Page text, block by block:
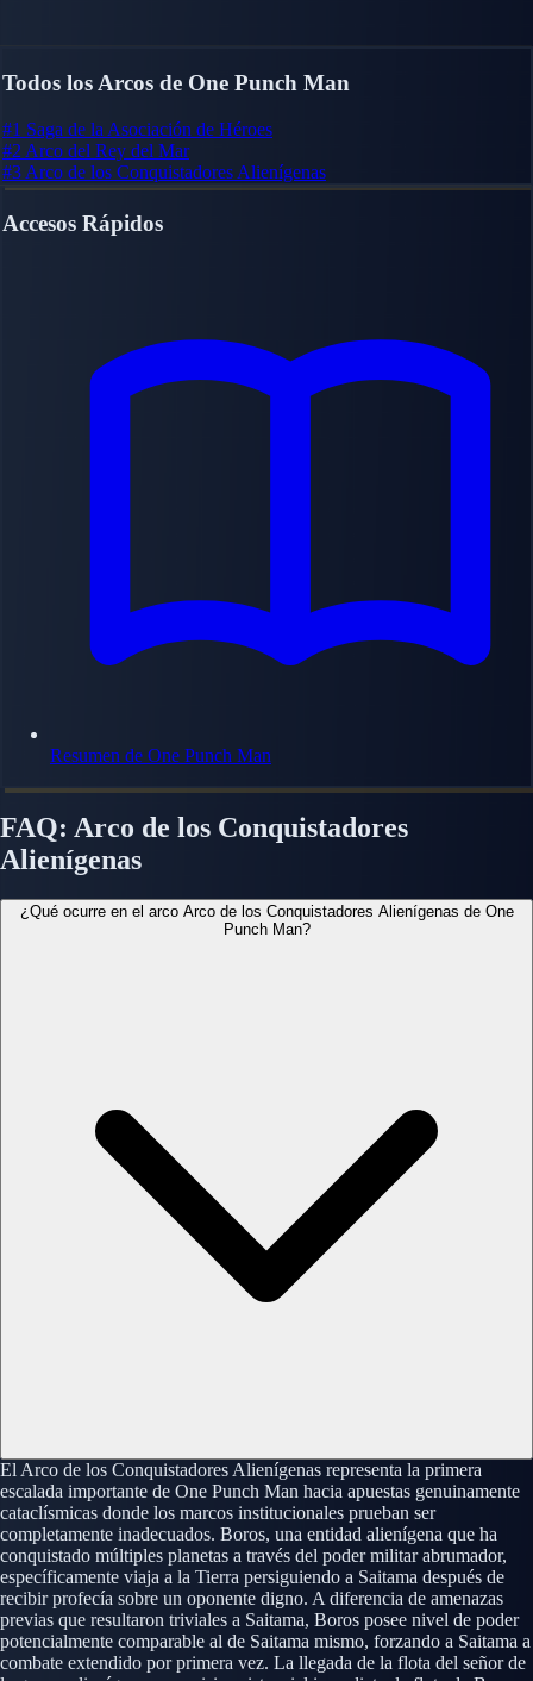
Todos los Arcos de One Punch Man
#1 Saga de la Asociación de Héroes
#2 Arco del Rey del Mar
#3 Arco de los Conquistadores Alienígenas
Accesos Rápidos
Resumen de One Punch Man
FAQ: Arco de los Conquistadores
Alienígenas
¿Qué ocurre en el arco Arco de los Conquistadores Alienígenas de One
Punch Man?
El Arco de los Conquistadores Alienígenas representa la primera
escalada importante de One Punch Man hacia apuestas genuinamente
cataclísmicas donde los marcos institucionales prueban ser
completamente inadecuados. Boros, una entidad alienígena que ha
conquistado múltiples planetas a través del poder militar abrumador,
específicamente viaja a la Tierra persiguiendo a Saitama después de
recibir profecía sobre un oponente digno. A diferencia de amenazas
previas que resultaron triviales a Saitama, Boros posee nivel de poder
potencialmente comparable al de Saitama mismo, forzando a Saitama a
combate extendido por primera vez. La llegada de la flota del señor de